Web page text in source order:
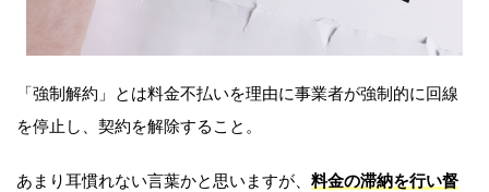
「強制解約」とは料金不払いを理由に事業者が強制的に回線
を停止し、契約を解除すること。
あまり耳慣れない言葉かと思いますが、 料金の滞納を行い督